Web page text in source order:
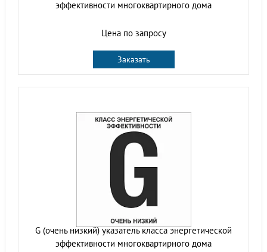
эффективности многоквартирного дома
Цена по запросу
Заказать
G (очень низкий) указатель класса энергетической
эффективности многоквартирного дома